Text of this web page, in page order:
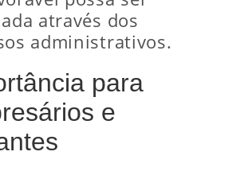
através dos
administrativos.
para
e